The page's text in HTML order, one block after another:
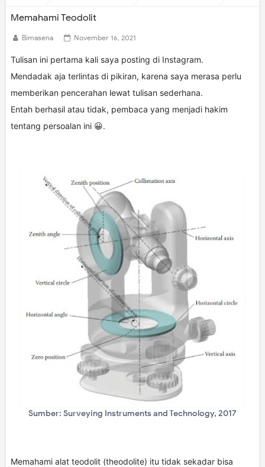
Memahami Teodolit
Bimasena November 16, 2021
Tulisan ini pertama kali saya posting di Instagram.
Mendadak aja terlintas di pikiran, karena saya merasa perlu
memberikan pencerahan lewat tulisan sederhana.
Entah berhasil atau tidak, pembaca yang menjadi hakim
tentang persoalan ini 😀.
Sumber: Surveying Instruments and Technology, 2017
Memahami alat teodolit (theodolite) itu tidak sekadar bisa